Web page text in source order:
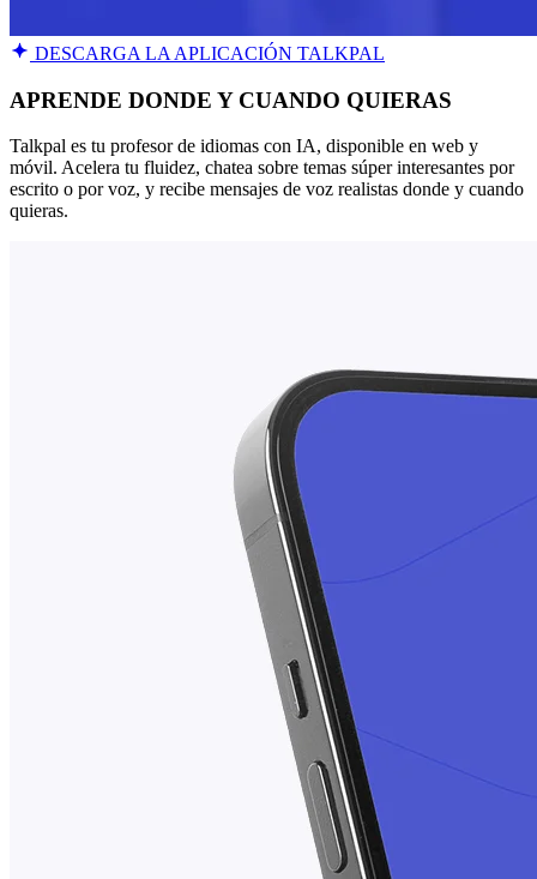
DESCARGA LA APLICACIÓN TALKPAL
APRENDE DONDE Y CUANDO QUIERAS
Talkpal es tu profesor de idiomas con IA, disponible en web y
móvil. Acelera tu fluidez, chatea sobre temas súper interesantes por
escrito o por voz, y recibe mensajes de voz realistas donde y cuando
quieras.